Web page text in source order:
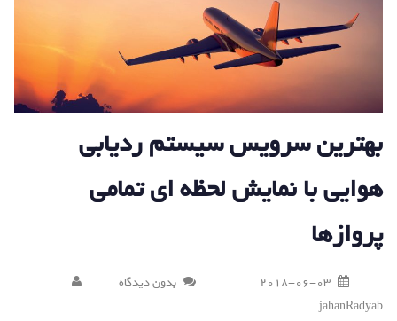
بهترین سرویس سیستم ردیابی
هوایی با نمایش لحظه ای تمامی
پروازها
2018-06-03
بدون دیدگاه
jahanRadyab